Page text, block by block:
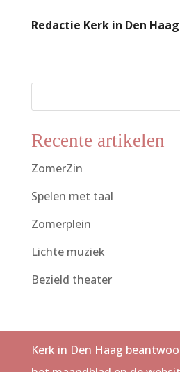
Redactie Kerk in Den Haag
Recente artikelen
ZomerZin
Spelen met taal
Zomerplein
Lichte muziek
Bezield theater
Kerk in Den Haag